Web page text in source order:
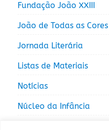
Fundação João XXIII
João de Todas as Cores
Jornada Literária
Listas de Materiais
Notícias
Núcleo da Infância